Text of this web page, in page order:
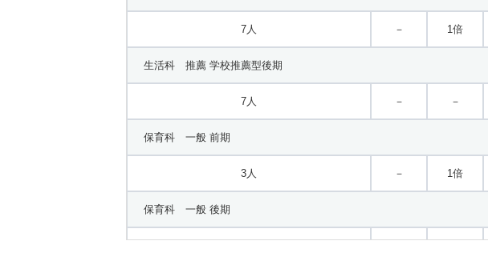
7人 － 1倍
生活科 推薦 学校推薦型後期
7人 － －
保育科 一般 前期
3人 － 1倍
保育科 一般 後期